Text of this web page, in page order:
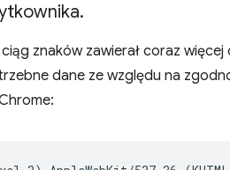
.
znaków zawierał coraz
dane ze względu na